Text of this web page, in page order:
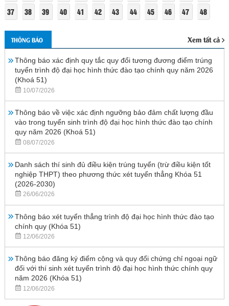
37
38 39 40 41 42 43 44 45 46 47 48
THÔNG BÁO Xem tất cả
Thông báo xác định quy tắc quy đổi tương đương điểm trúng
tuyển trình độ đại học hình thức đào tạo chính quy năm 2026
(Khoá 51)
10/07/2026
Thông báo về việc xác định ngưỡng bảo đảm chất lượng đầu
vào trong tuyển sinh trình độ đại học hình thức đào tạo chính
quy năm 2026 (Khoá 51)
08/07/2026
Danh sách thí sinh đủ điều kiện trúng tuyển (trừ điều kiện tốt
nghiệp THPT) theo phương thức xét tuyển thẳng Khóa 51
(2026-2030)
26/06/2026
Thông báo xét tuyển thẳng trình độ đại học hình thức đào tạo
chính quy (Khóa 51)
12/06/2026
Thông báo đăng ký điểm cộng và quy đổi chứng chỉ ngoại ngữ
đối với thí sinh xét tuyển trình độ đại học hình thức chính quy
năm 2026 (Khóa 51)
12/06/2026